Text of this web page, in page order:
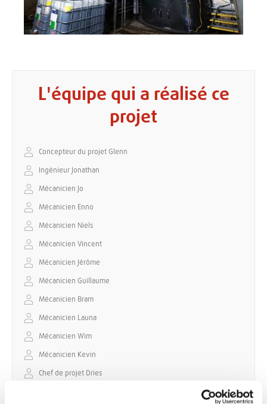
L'équipe qui a réalisé ce
projet
Concepteur du projet Glenn
Ingénieur Jonathan
Mécanicien Jo
Mécanicien Enno
Mécanicien Niels
Mécanicien Vincent
Mécanicien Jérôme
Mécanicien Guillaume
Mécanicien Bram
Mécanicien Launa
Mécanicien Wim
Mécanicien Kevin
Chef de projet Dries